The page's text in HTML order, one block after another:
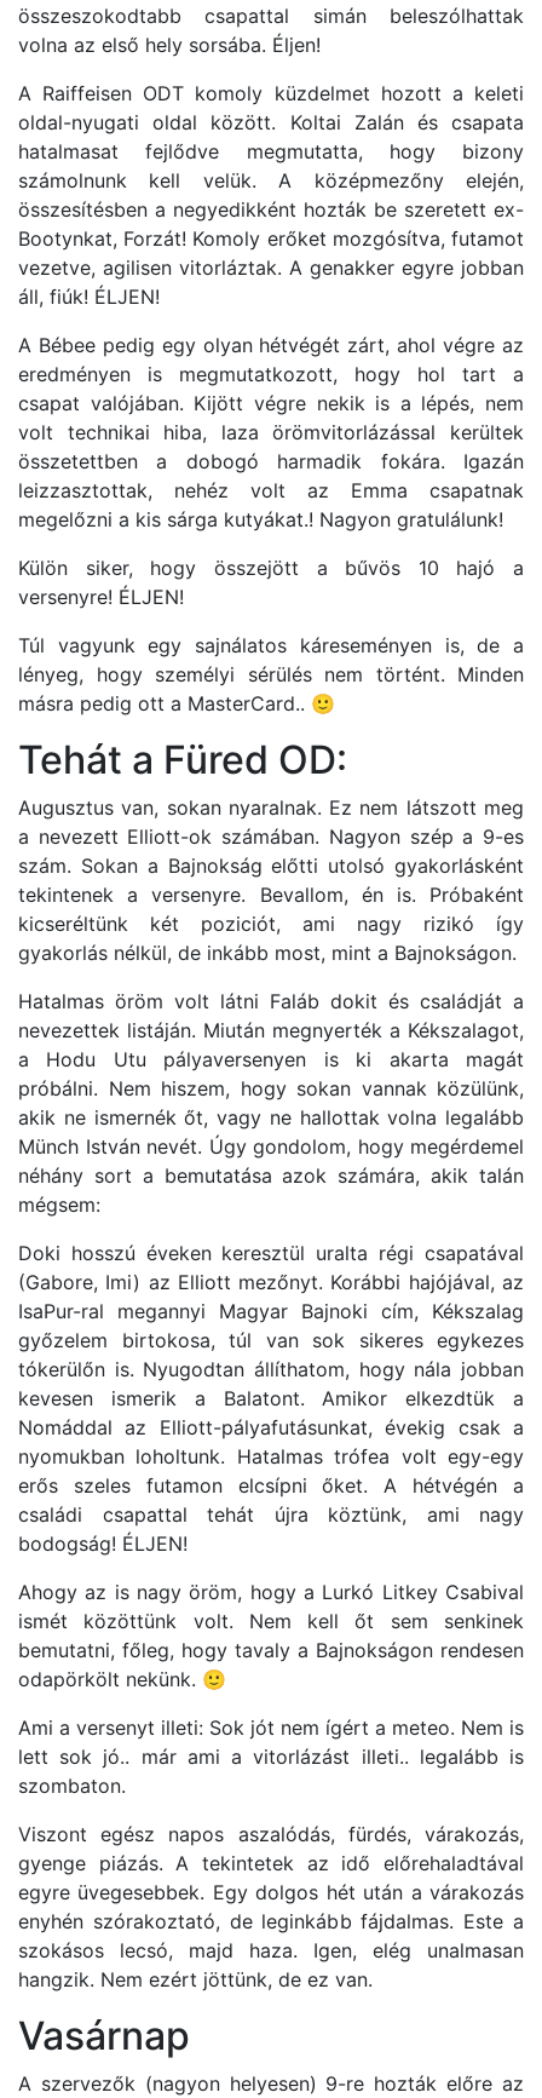
összeszokodtabb csapattal simán beleszólhattak
volna az első hely sorsába. Éljen!
A Raiffeisen ODT komoly küzdelmet hozott a keleti
oldal-nyugati oldal között. Koltai Zalán és csapata
hatalmasat fejlődve megmutatta, hogy bizony
számolnunk kell velük. A középmezőny elején,
összesítésben a negyedikként hozták be szeretett ex-
Bootynkat, Forzát! Komoly erőket mozgósítva, futamot
vezetve, agilisen vitorláztak. A genakker egyre jobban
áll, fiúk! ÉLJEN!
A Bébee pedig egy olyan hétvégét zárt, ahol végre az
eredményen is megmutatkozott, hogy hol tart a
csapat valójában. Kijött végre nekik is a lépés, nem
volt technikai hiba, laza örömvitorlázással kerültek
összetettben a dobogó harmadik fokára. Igazán
leizzasztottak, nehéz volt az Emma csapatnak
megelőzni a kis sárga kutyákat.! Nagyon gratulálunk!
Külön siker, hogy összejött a bűvös 10 hajó a
versenyre! ÉLJEN!
Túl vagyunk egy sajnálatos káreseményen is, de a
lényeg, hogy személyi sérülés nem történt. Minden
másra pedig ott a MasterCard.. 🙂
Tehát a Füred OD:
Augusztus van, sokan nyaralnak. Ez nem látszott meg
a nevezett Elliott-ok számában. Nagyon szép a 9-es
szám. Sokan a Bajnokság előtti utolsó gyakorlásként
tekintenek a versenyre. Bevallom, én is. Próbaként
kicseréltünk két poziciót, ami nagy rizikó így
gyakorlás nélkül, de inkább most, mint a Bajnokságon.
Hatalmas öröm volt látni Faláb dokit és családját a
nevezettek listáján. Miután megnyerték a Kékszalagot,
a Hodu Utu pályaversenyen is ki akarta magát
próbálni. Nem hiszem, hogy sokan vannak közülünk,
akik ne ismernék őt, vagy ne hallottak volna legalább
Münch István nevét. Úgy gondolom, hogy megérdemel
néhány sort a bemutatása azok számára, akik talán
mégsem:
Doki hosszú éveken keresztül uralta régi csapatával
(Gabore, Imi) az Elliott mezőnyt. Korábbi hajójával, az
IsaPur-ral megannyi Magyar Bajnoki cím, Kékszalag
győzelem birtokosa, túl van sok sikeres egykezes
tókerülőn is. Nyugodtan állíthatom, hogy nála jobban
kevesen ismerik a Balatont. Amikor elkezdtük a
Nomáddal az Elliott-pályafutásunkat, évekig csak a
nyomukban loholtunk. Hatalmas trófea volt egy-egy
erős szeles futamon elcsípni őket. A hétvégén a
családi csapattal tehát újra köztünk, ami nagy
bodogság! ÉLJEN!
Ahogy az is nagy öröm, hogy a Lurkó Litkey Csabival
ismét közöttünk volt. Nem kell őt sem senkinek
bemutatni, főleg, hogy tavaly a Bajnokságon rendesen
odapörkölt nekünk. 🙂
Ami a versenyt illeti: Sok jót nem ígért a meteo. Nem is
lett sok jó.. már ami a vitorlázást illeti.. legalább is
szombaton.
Viszont egész napos aszalódás, fürdés, várakozás,
gyenge piázás. A tekintetek az idő előrehaladtával
egyre üvegesebbek. Egy dolgos hét után a várakozás
enyhén szórakoztató, de leginkább fájdalmas. Este a
szokásos lecsó, majd haza. Igen, elég unalmasan
hangzik. Nem ezért jöttünk, de ez van.
Vasárnap
A szervezők (nagyon helyesen) 9-re hozták előre az